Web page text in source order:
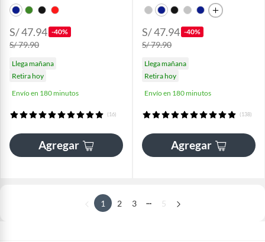
S/ 47.94 -40%
S/ 79.90
Llega mañana
Retira hoy
Envío en 180 minutos
(16)
Agregar
S/ 47.94 -40%
S/ 79.90
Llega mañana
Retira hoy
Envío en 180 minutos
(138)
Agregar
1 2 3 ... 5